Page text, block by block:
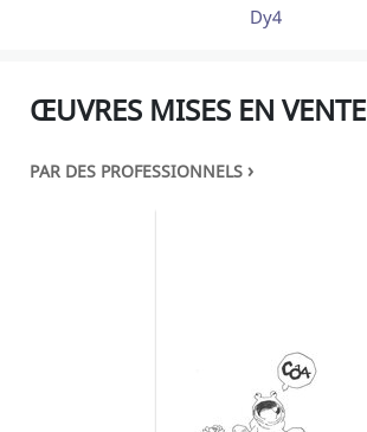
Dy4
ŒUVRES MISES EN VENTE
PAR DES PROFESSIONNELS ›